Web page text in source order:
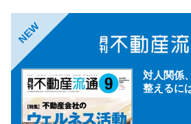
NEW
対人関係
整えるに